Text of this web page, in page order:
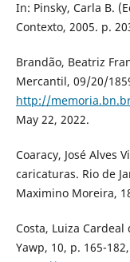
In: Pinsky, Carla B.
Contexto, 2005. p.
Brandão, Beatriz
Mercantil, 09/20/
http://
May 22, 2022.
Coaracy, José Alves
caricaturas. Rio de
Maximino Moreira,
Costa, Luiza Cardeal
Yawp, 10, p. 165-